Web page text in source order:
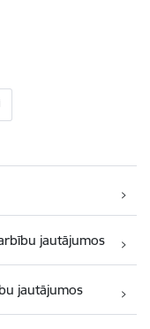
jautājumos
jautājumos